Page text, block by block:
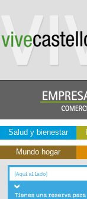
Salud y bienestar
Mundo hogar